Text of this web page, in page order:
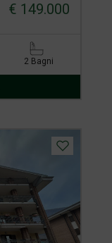
€ 149.000
2 Bagni